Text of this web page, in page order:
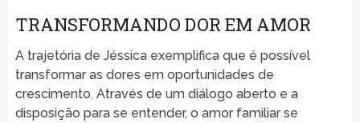
TRANSFORMANDO DOR EM AMOR
A trajetória de Jéssica exemplifica que é possível
transformar as dores em oportunidades de
crescimento. Através de um diálogo aberto e a
disposição para se entender, o amor familiar se